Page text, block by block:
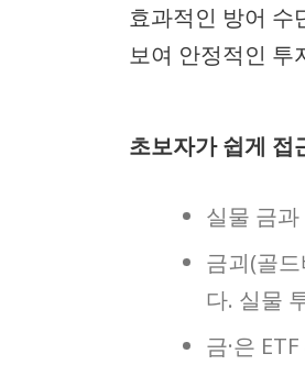
효과적인 방어 수
보여 안정적인 투
초보자가 쉽게 접
실물 금
금괴(골
다. 실물
금·은